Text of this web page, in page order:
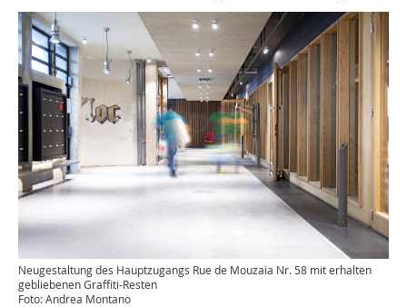
Neugestaltung des Hauptzugangs Rue de Mouzaïa Nr. 58 mit erhalten
gebliebenen Graffiti-Resten
Foto: Andrea Montano